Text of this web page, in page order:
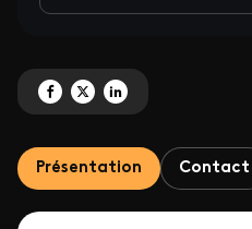
Partagez 'Le 9<sup>e</sup> art et
Partagez 'Le 9<sup>e</sup>
Partagez 'Le 9<sup>e</
Présentation Contact